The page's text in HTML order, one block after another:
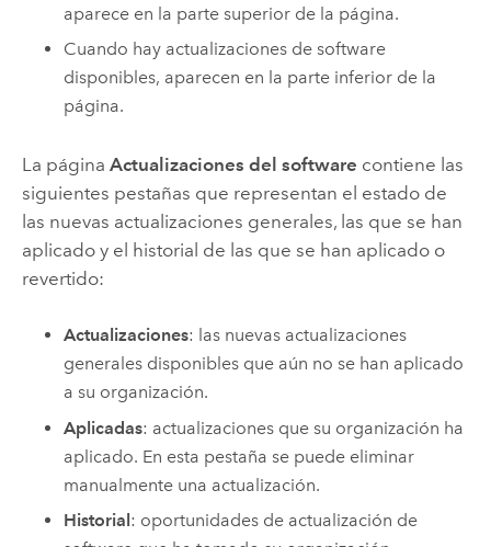
aparece en la parte superior de la página.
Cuando hay actualizaciones de software
disponibles, aparecen en la parte inferior de la
página.
La página Actualizaciones del software contiene las
siguientes pestañas que representan el estado de
las nuevas actualizaciones generales, las que se han
aplicado y el historial de las que se han aplicado o
revertido:
Actualizaciones: las nuevas actualizaciones
generales disponibles que aún no se han aplicado
a su organización.
Aplicadas: actualizaciones que su organización ha
aplicado. En esta pestaña se puede eliminar
manualmente una actualización.
Historial : oportunidades de actualización de